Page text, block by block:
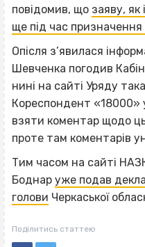
повідомив, що заяву, як
ще під час
Опісля з’явилася
Шевченка погодив
нині на сайті Уряду
Кореспондент «18000»
взяти коментар щодо
проте там коментарів
Тим часом на сайті
Боднар уже подав
голови Черкаської
Поділитись статтею